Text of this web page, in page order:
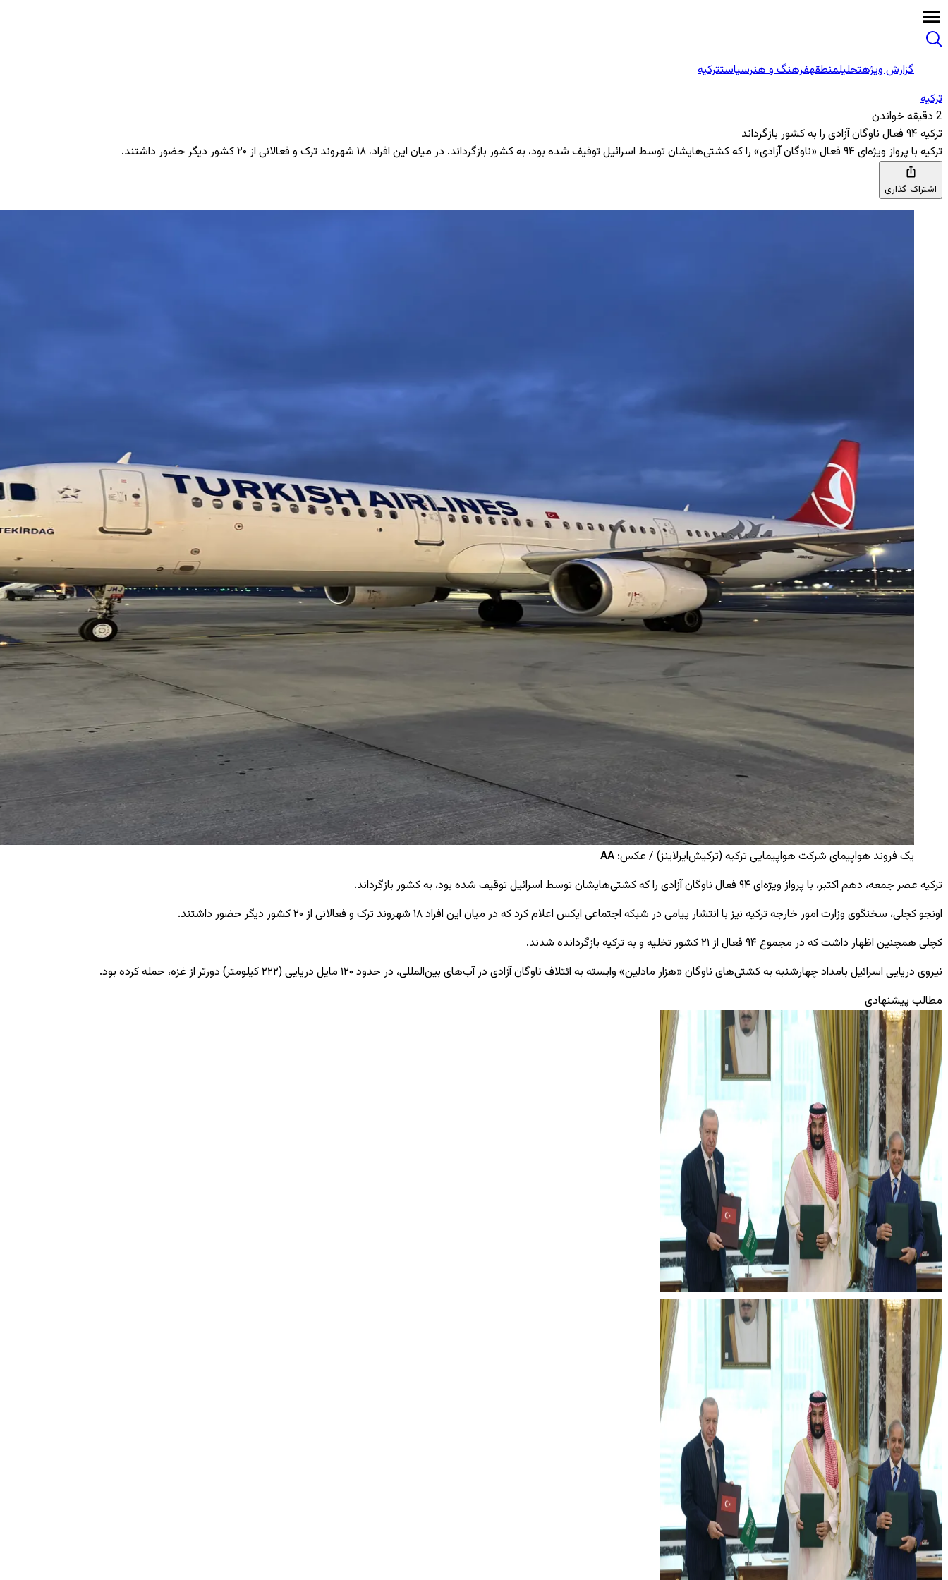
گزارش ویژهتحلیلمنطقهفرهنگ و هنرسیاستترکیه
ترکیه
2 دقیقه خواندن
ترکیه ۹۴ فعال ناوگان آزادی را به کشور بازگرداند
ترکیه با پرواز ویژه‌ای ۹۴ فعال «ناوگان آزادی» را که کشتی‌هایشان توسط اسرائیل توقیف شده بود، به کشور بازگرداند. در میان این افراد، ۱۸ شهروند ترک و فعالانی از ۲۰ کشور دیگر حضور داشتند.
اشتراک گذاری
یک فروند هواپیمای شرکت هواپیمایی ترکیه (ترکیش‌ایرلاینز) / عکس: AA
ترکیه عصر جمعه، دهم اکتبر، با پرواز ویژه‌ای ۹۴ فعال ناوگان آزادی را که کشتی‌هایشان توسط اسرائیل توقیف شده بود، به کشور بازگرداند.
اونجو کچلی، سخنگوی وزارت امور خارجه ترکیه نیز با انتشار پیامی در شبکه اجتماعی ایکس اعلام کرد که در میان این افراد ۱۸ شهروند ترک و فعالانی از ۲۰ کشور دیگر حضور داشتند.
کچلی همچنین اظهار داشت که در مجموع ۹۴ فعال از ۲۱ کشور تخلیه و به ترکیه بازگردانده شدند.
نیروی دریایی اسرائیل بامداد چهارشنبه به کشتی‌های ناوگان «هزار مادلین» وابسته به ائتلاف ناوگان آزادی در آب‌های بین‌المللی، در حدود ۱۲۰ مایل دریایی (۲۲۲ کیلومتر) دورتر از غزه، حمله کرده بود.
مطالب پیشنهادی